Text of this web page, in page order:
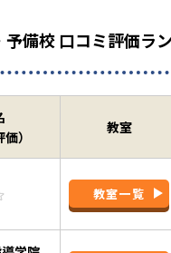
予備校 口コミ評価ラ
）
教室
教室一覧